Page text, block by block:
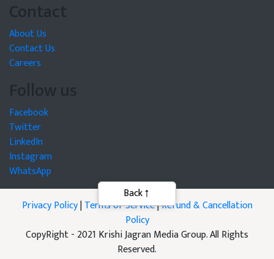
Contact
About Us
Contact Us
Careers
Follow us
Facebook
Twitter
LinkedIn
Instagram
WhatsApp
Privacy Policy|Terms of Service|Refund & Cancellation
Policy
CopyRight - 2021 Krishi Jagran Media Group. All Rights
Reserved.